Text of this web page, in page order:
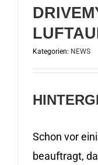
Kategorien: NEWS
Schon vor
beauftragt,